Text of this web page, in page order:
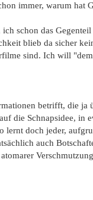
immer, warum hat
schon das
blieb da sicher
sind. Ich will "dem
betrifft, die ja
die Schnapsidee, in
lernt doch jeder,
auch